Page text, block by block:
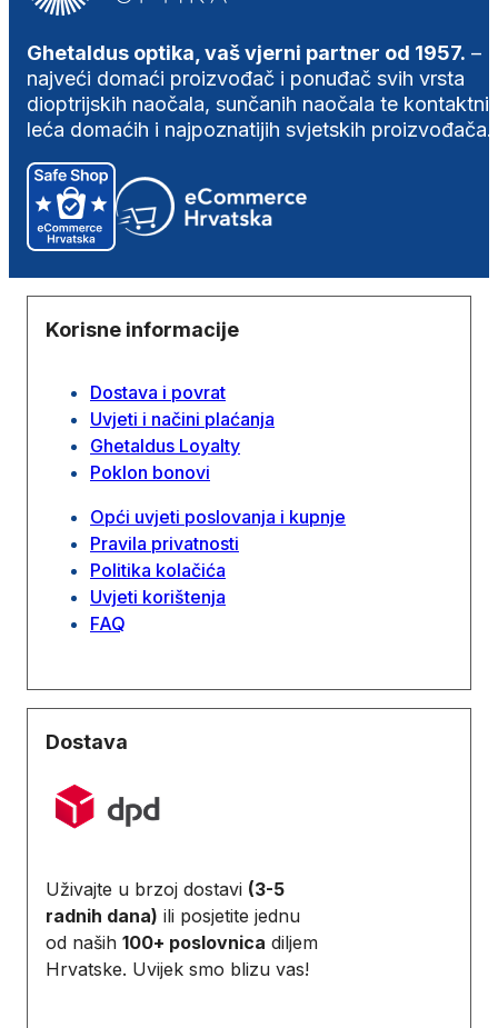
Ghetaldus optika, vaš vjerni partner od 1957. –
najveći domaći proizvođač i ponuđač svih vrsta
dioptrijskih naočala, sunčanih naočala te
leća domaćih i najpoznatijih svjetskih proizvođača.
Korisne informacije
Dostava i povrat
Uvjeti i načini plaćanja
Ghetaldus Loyalty
Poklon bonovi
Opći uvjeti poslovanja i kupnje
Pravila privatnosti
Politika kolačića
Uvjeti korištenja
FAQ
Dostava
Uživajte u brzoj dostavi (3-5
radnih dana) ili posjetite jednu
od naših 100+ poslovnica diljem
Hrvatske. Uvijek smo blizu vas!